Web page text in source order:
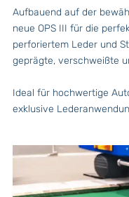
Aufbauend auf der
neue OPS III für die
perforiertem Leder und
geprägte, verschweißte
Ideal für hochwertige
exklusive